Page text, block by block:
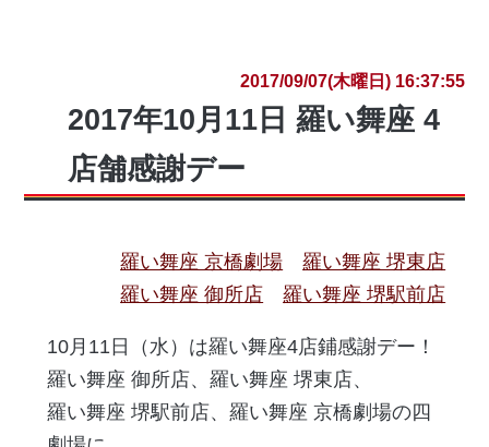
2017/09/07(木曜日) 16:37:55
2017年10月11日 羅い舞座 4
店舗感謝デー
羅い舞座 京橋劇場
羅い舞座 堺東店
羅い舞座 御所店
羅い舞座 堺駅前店
10月11日（水）は羅い舞座4店鋪感謝デー！
羅い舞座 御所店、羅い舞座 堺東店、
羅い舞座 堺駅前店、羅い舞座 京橋劇場の四